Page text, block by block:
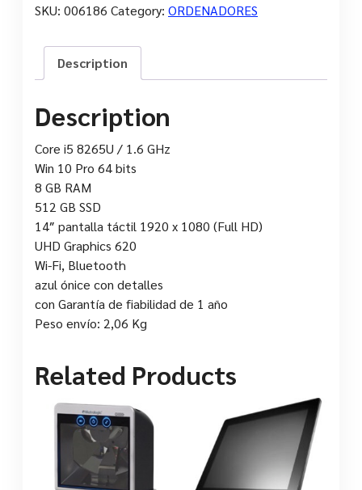
SKU: 006186 Category: ORDENADORES
Description
Description
Core i5 8265U / 1.6 GHz
Win 10 Pro 64 bits
8 GB RAM
512 GB SSD
14″ pantalla táctil 1920 x 1080 (Full HD)
UHD Graphics 620
Wi-Fi, Bluetooth
azul ónice con detalles
con Garantía de fiabilidad de 1 año
Peso envío: 2,06 Kg
Related Products